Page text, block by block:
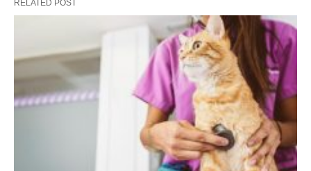
RELATED POST